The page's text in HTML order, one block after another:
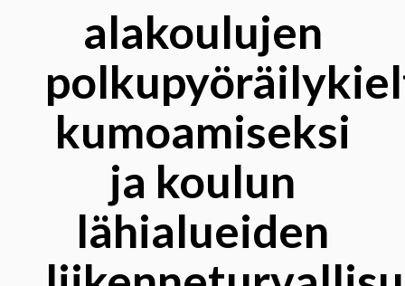
alakoulujen
kumoamiseksi
ja koulun
lähialueiden